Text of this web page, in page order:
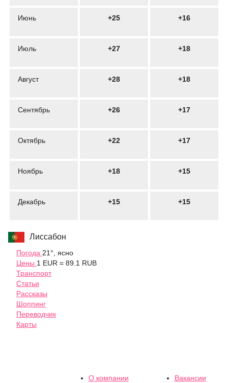
Июнь +25 +16
Июль +27 +18
Август +28 +18
Сентябрь +26 +17
Октябрь +22 +17
Ноябрь +18 +15
Декабрь +15 +15
Лиссабон
Погода 21°, ясно
Цены 1 EUR = 89.1 RUB
Транспорт
Статьи
Рассказы
Шоппинг
Переводчик
Карты
О компании Вакансии